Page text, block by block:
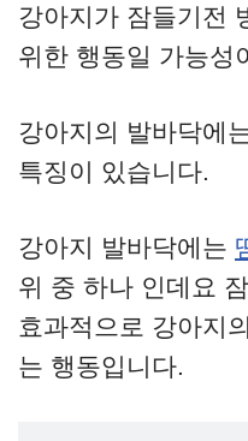
강아지가 잠들기전
위한 행동일 가능성
강아지의 발바닥에
특징이 있습니다.
강아지 발바닥에는
위 중 하나 인데요
효과적으로 강아지
는 행동입니다.